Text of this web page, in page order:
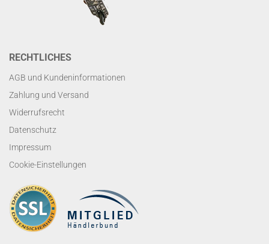
RECHTLICHES
AGB und Kundeninformationen
Zahlung und Versand
Widerrufsrecht
Datenschutz
Impressum
Cookie-Einstellungen